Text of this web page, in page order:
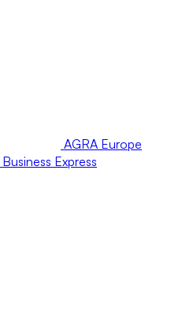
AGRA Europe
Business Express